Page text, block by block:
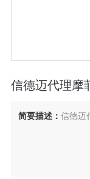
信德迈代理摩
简要描述： 信德迈